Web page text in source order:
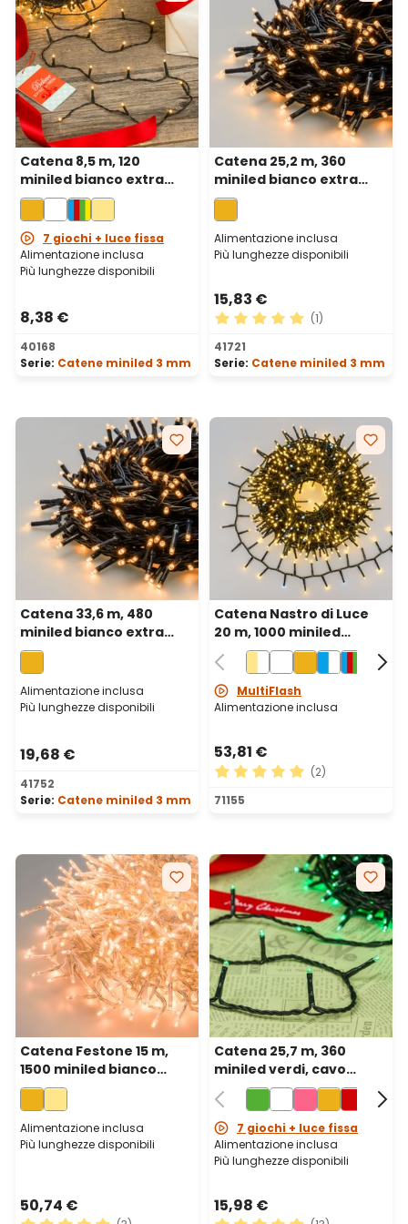
Catena 8,5 m, 120
miniled bianco extra
caldo, cavo verde
7 giochi + luce fissa
Alimentazione inclusa
Più lunghezze disponibili
8,38 €
40168
Serie: Catene miniled 3 mm
Catena 25,2 m, 360
miniled bianco extra
caldo, cavo verde
Alimentazione inclusa
Più lunghezze disponibili
15,83 €
Valutazione media di 5 su
(1)
41721
Serie: Catene miniled 3 mm
Catena 33,6 m, 480
miniled bianco extra
caldo, cavo verde
Alimentazione inclusa
Più lunghezze disponibili
19,68 €
41752
Serie: Catene miniled 3 mm
Catena Nastro di Luce
20 m, 1000 miniled
bianco caldo e bianco
freddo, cavo verde
MultiFlash
Alimentazione inclusa
53,81 €
Valutazione media di 5 su
(2)
71155
Catena Festone 15 m,
1500 miniled bianco
extra caldo, cavo
trasparente
Alimentazione inclusa
Più lunghezze disponibili
50,74 €
Catena 25,7 m, 360
miniled verdi, cavo
verde
7 giochi + luce fissa
Alimentazione inclusa
Più lunghezze disponibili
15,98 €